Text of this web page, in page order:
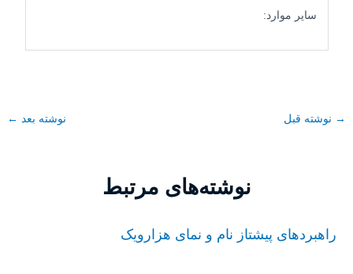
سایر موارد:
→ نوشته قبل نوشته بعد ←
نوشته‌های مرتبط
راهبردهای پیشتاز نام و نمای هزارویک